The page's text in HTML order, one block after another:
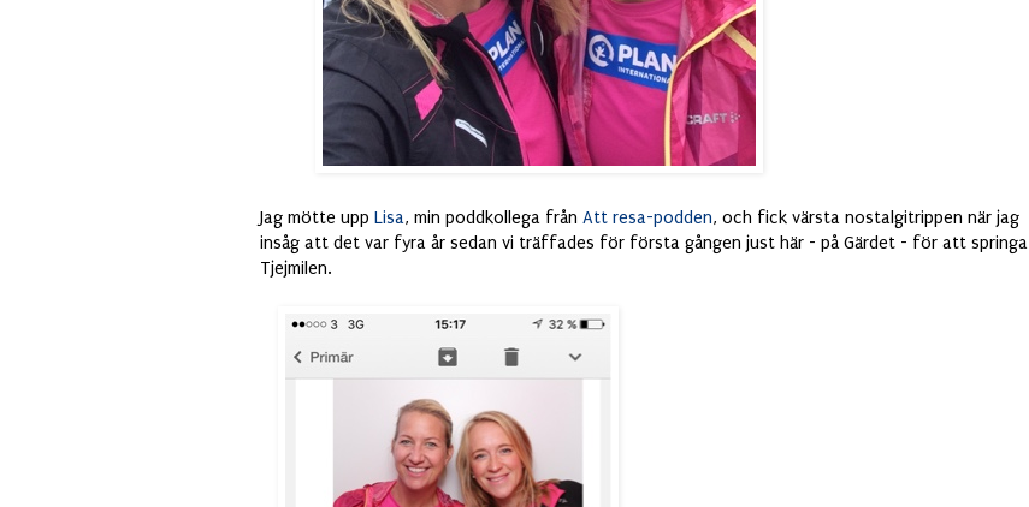
Jag mötte upp Lisa, min poddkollega från Att resa-podden, och fick värsta nostalgitrippen när jag
insåg att det var fyra år sedan vi träffades för första gången just här - på Gärdet - för att springa
Tjejmilen.